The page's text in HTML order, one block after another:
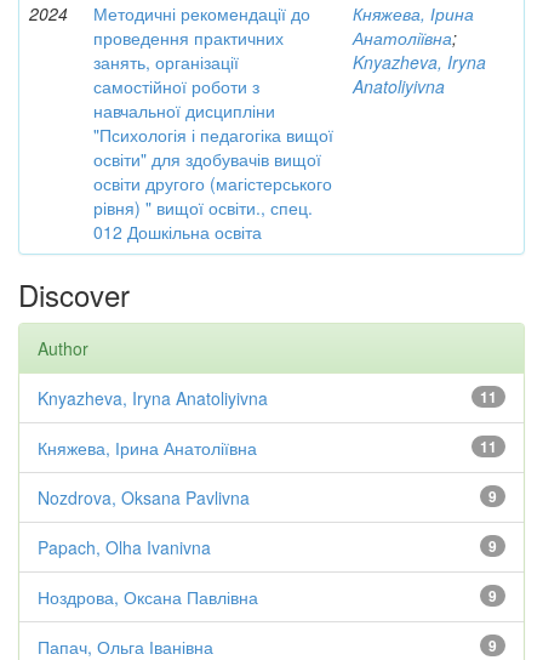
2024
Методичні рекомендації до
проведення практичних
занять, організації
самостійної роботи з
навчальної дисципліни
"Психологія і педагогіка вищої
освіти" для здобувачів вищої
освіти другого (магістерського
рівня) " вищої освіти., спец.
012 Дошкільна освіта
Княжева, Ірина
Анатоліївна;
Knyazheva, Iryna
Anatoliyivna
Discover
Author
11
Knyazheva, Iryna Anatoliyivna
11
Княжева, Ірина Анатоліївна
9
Nozdrova, Oksana Pavlivna
9
Papach, Olha Ivanivna
9
Ноздрова, Оксана Павлівна
9
Папач, Ольга Іванівна